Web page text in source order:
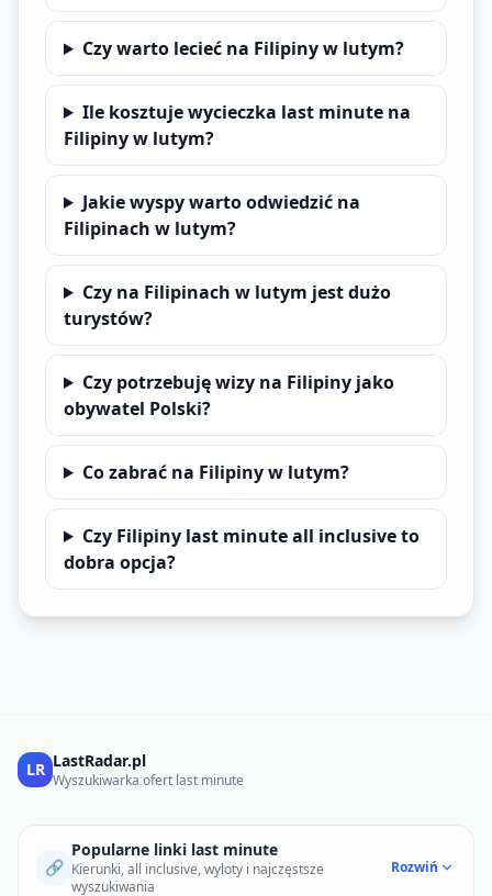
Czy warto lecieć na Filipiny w lutym?
Ile kosztuje wycieczka last minute na
Filipiny w lutym?
Jakie wyspy warto odwiedzić na
Filipinach w lutym?
Czy na Filipinach w lutym jest dużo
turystów?
Czy potrzebuję wizy na Filipiny jako
obywatel Polski?
Co zabrać na Filipiny w lutym?
Czy Filipiny last minute all inclusive to
dobra opcja?
LR LastRadar.pl
Wyszukiwarka ofert last minute
🔗
Popularne linki last minute
Kierunki, all inclusive, wyloty i najczęstsze
wyszukiwania
Rozwiń